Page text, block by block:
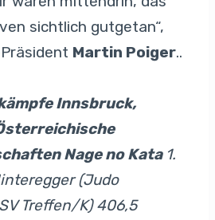
sichtlich gutgetan“,
Martin Poiger..
Innsbruck,
Nage no Kata 1.
(Judo
Treffen/K) 406,5